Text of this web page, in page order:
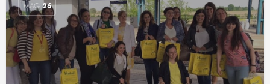
MAG 26